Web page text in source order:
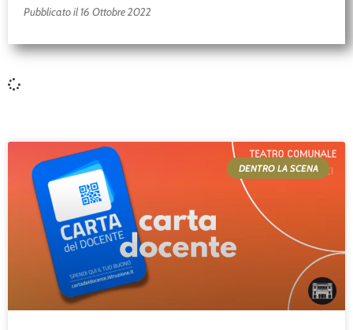
Pubblicato il 16 Ottobre 2022
DENTRO LA SCENA